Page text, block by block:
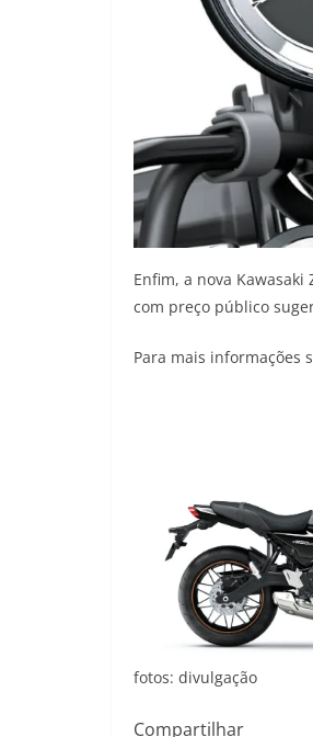
Enfim, a nova Kawasaki
com preço público
Para mais informações
fotos: divulgação
Compartilhar